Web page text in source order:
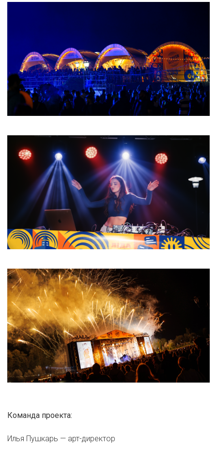
Команда проекта:
Илья Пушкарь — арт-директор